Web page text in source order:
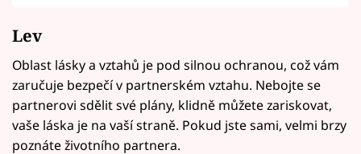
Lev
Oblast lásky a vztahů je pod silnou ochranou, což vám
zaručuje bezpečí v partnerském vztahu. Nebojte se
partnerovi sdělit své plány, klidně můžete zariskovat,
vaše láska je na vaší straně. Pokud jste sami, velmi brzy
poznáte životního partnera.